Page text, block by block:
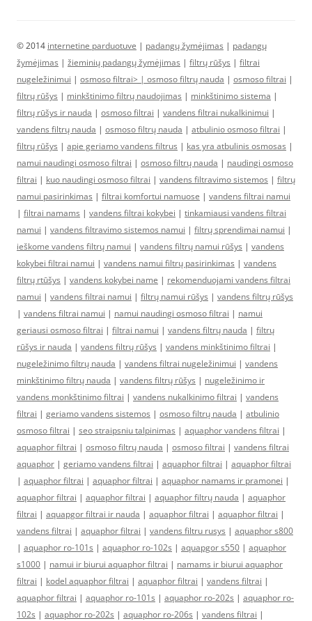
© 2014 internetine parduotuve | padangų žymėjimas | padangų
žymėjimas | žieminių padangų žymėjimas | filtrų rūšys | filtrai
nugeležinimui | osmoso filtrai> | osmoso filtrų nauda | osmoso filtrai |
filtrų rūšys | minkštinimo filtrų naudojimas | minkštinimo sistema |
filtrų rūšys ir nauda | osmoso filtrai | vandens filtrai nukalkinimui |
vandens filtrų nauda | osmoso filtrų nauda | atbulinio osmoso filtrai |
filtrų rūšys | apie geriamo vandens filtrus | kas yra atbulinis osmosas |
namui naudingi osmoso filtrai | osmoso filtrų nauda | naudingi osmoso
filtrai | kuo naudingi osmoso filtrai | vandens filtravimo sistemos | filtrų
namui pasirinkimas | filtrai komfortui namuose | vandens filtrai namui
| filtrai namams | vandens filtrai kokybei | tinkamiausi vandens filtrai
namui | vandens filtravimo sistemos namui | filtrų sprendimai namui |
ieškome vandens filtrų namui | vandens filtrų namui rūšys | vandens
kokybei filtrai namui | vandens namui filtrų pasirinkimas | vandens
filtrų rtūšys | vandens kokybei name | rekomenduojami vandens filtrai
namui | vandens filtrai namui | filtrų namui rūšys | vandens filtrų rūšys
| vandens filtrai namui | namui naudingi osmoso filtrai | namui
geriausi osmoso filtrai | filtrai namui | vandens filtrų nauda | filtrų
rūšys ir nauda | vandens filtrų rūšys | vandens minkštinimo filtrai |
nugeležinimo filtrų nauda | vandens filtrai nugeležinimui | vandens
minkštinimo filtrų nauda | vandens filtrų rūšys | nugeležinimo ir
vandens monkštinimo filtrai | vandens nukalkinimo filtrai | vandens
filtrai | geriamo vandens sistemos | osmoso filtrų nauda | atbulinio
osmoso filtrai | seo straipsniu talpinimas | aquaphor vandens filtrai |
aquaphor filtrai | osmoso filtrų nauda | osmoso filtrai | vandens filtrai
aquaphor | geriamo vandens filtrai | aquaphor filtrai | aquaphor filtrai
| aquaphor filtrai | aquaphor filtrai | aquaphor namams ir pramonei |
aquaphor filtrai | aquaphor filtrai | aquaphor filtrų nauda | aquaphor
filtrai | aquapgor filtrai ir nauda | aquaphor filtrai | aquaphor filtrai |
vandens filtrai | aquaphor filtrai | vandens filtru rusys | aquaphor s800
| aquaphor ro-101s | aquaphor ro-102s | aquapgor s550 | aquaphor
s1000 | namui ir biurui aquaphor filtrai | namams ir biurui aquaphor
filtrai | kodel aquaphor filtrai | aquaphor filtrai | vandens filtrai |
aquaphor filtrai | aquaphor ro-101s | aquaphor ro-202s | aquaphor ro-
102s | aquaphor ro-202s | aquaphor ro-206s | vandens filtrai |